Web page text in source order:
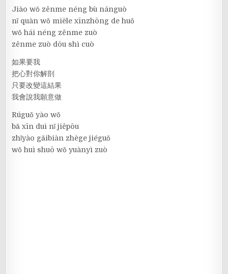
Jiào wǒ zěnme néng bù nánguò
nǐ quàn wǒ mièle xīnzhōng de huǒ
wǒ hái néng zěnme zuò
zěnme zuò dōu shì cuò
如果要我
把心對你解剖
只要改變這結果
我會說我願意做
Rúguǒ yào wǒ
bǎ xīn duì nǐ jiěpōu
zhǐyào gǎibiàn zhège jiéguǒ
wǒ huì shuō wǒ yuànyì zuò